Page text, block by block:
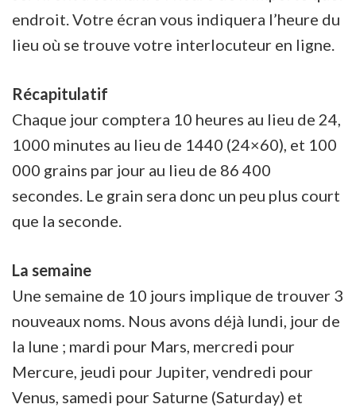
endroit. Votre écran vous indiquera l’heure du
lieu où se trouve votre interlocuteur en ligne.
Récapitulatif
Chaque jour comptera 10 heures au lieu de 24,
1000 minutes au lieu de 1440 (24×60), et 100
000 grains par jour au lieu de 86 400
secondes. Le grain sera donc un peu plus court
que la seconde.
La semaine
Une semaine de 10 jours implique de trouver 3
nouveaux noms. Nous avons déjà lundi, jour de
la lune ; mardi pour Mars, mercredi pour
Mercure, jeudi pour Jupiter, vendredi pour
Venus, samedi pour Saturne (Saturday) et